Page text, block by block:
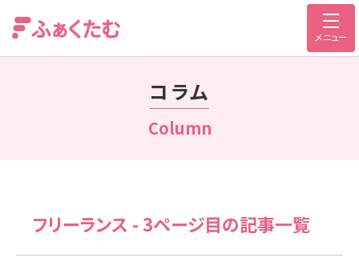
メニュー
コラム
Column
フリーランス - 3ページ目の記事一覧